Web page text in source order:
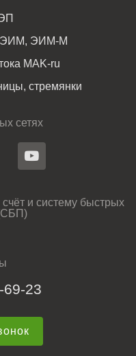
ЭИМ, ЭИМ-М
MAK-ru
стремянки
сетях
и систему быстрых
69-23